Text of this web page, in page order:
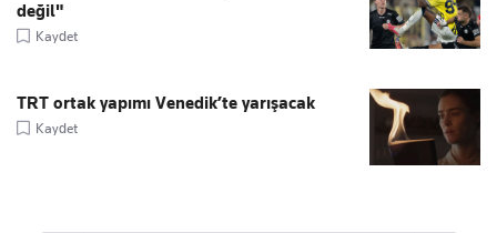
değil"
Kaydet
TRT ortak yapımı Venedik’te yarışacak
Kaydet